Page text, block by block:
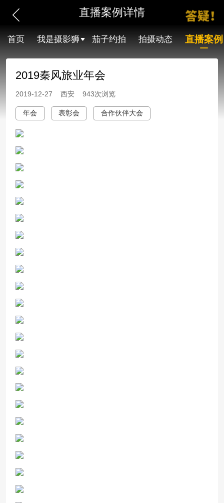
直播案例详情
首页 我是摄影狮 茄子约拍 拍摄动态 直播案例
2019秦风旅业年会
2019-12-27 西安 943次浏览
年会 表彰会 合作伙伴大会